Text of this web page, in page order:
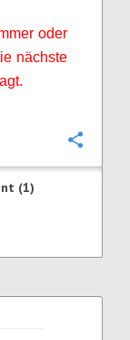
oder
nächste
(1)